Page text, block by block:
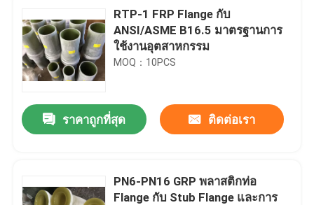
RTP-1 FRP Flange กับ
ANSI/ASME B16.5 มาตรฐานการ
ใช้งานอุตสาหกรรม
MOQ：10PCS
ราคาถูกที่สุด ติดต่อเรา
PN6-PN16 GRP พลาสติกท่อ
Flange กับ Stub Flange และการ